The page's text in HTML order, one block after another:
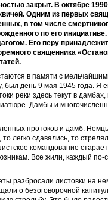
закрыт. В октябре
Одним из первых
в том числе
по его
Его перу
священника
в памяти с
день 9 мая 1945 года. Я
реки здесь текут в
Дамбы и
протоков и дамб.
легко сдавались, то
командование
Все жили, каждый по-
разбросали листовки на
о безоговорочной